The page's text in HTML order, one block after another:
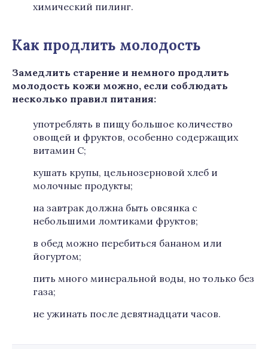
химический пилинг.
Как продлить молодость
Замедлить старение и немного продлить
молодость кожи можно, если соблюдать
несколько правил питания:
употреблять в пищу большое количество
овощей и фруктов, особенно содержащих
витамин С;
кушать крупы, цельнозерновой хлеб и
молочные продукты;
на завтрак должна быть овсянка с
небольшими ломтиками фруктов;
в обед можно перебиться бананом или
йогуртом;
пить много минеральной воды, но только без
газа;
не ужинать после девятнадцати часов.